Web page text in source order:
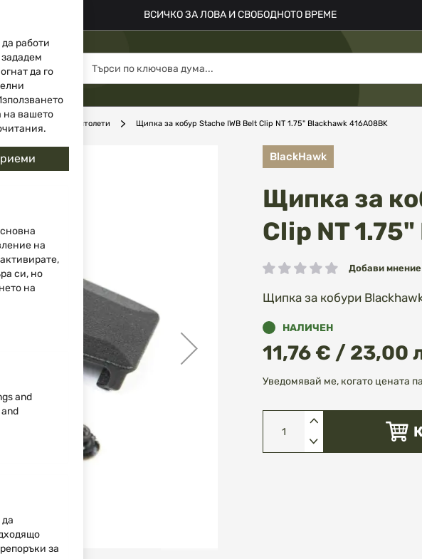
ВСИЧКО ЗА ЛОВА И СВОБОДНОТО ВРЕМЕ
МЕНЮ
За пистолети Щипка за кобур Stache IWB Belt Clip NT 1.75" Blackhawk 416A08BK
BlackHawk
Щипка за
Clip NT
рейтинг: Добави мнение
Щипка за кобури
НАЛИЧЕН
11,76 € / 23,00
Уведомявай ме, когато цената
работи
да го
на вашето
на
си, но
на
and
за